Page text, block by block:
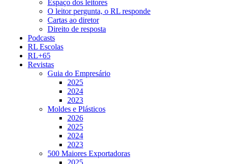
Espaço dos leitores
O leitor pergunta, o RL responde
Cartas ao diretor
Direito de resposta
Podcasts
RL Escolas
RL+65
Revistas
Guia do Empresário
2025
2024
2023
Moldes e Plásticos
2026
2025
2024
2023
500 Maiores Exportadoras
2025